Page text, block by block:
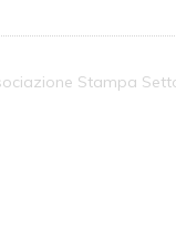
Stampa